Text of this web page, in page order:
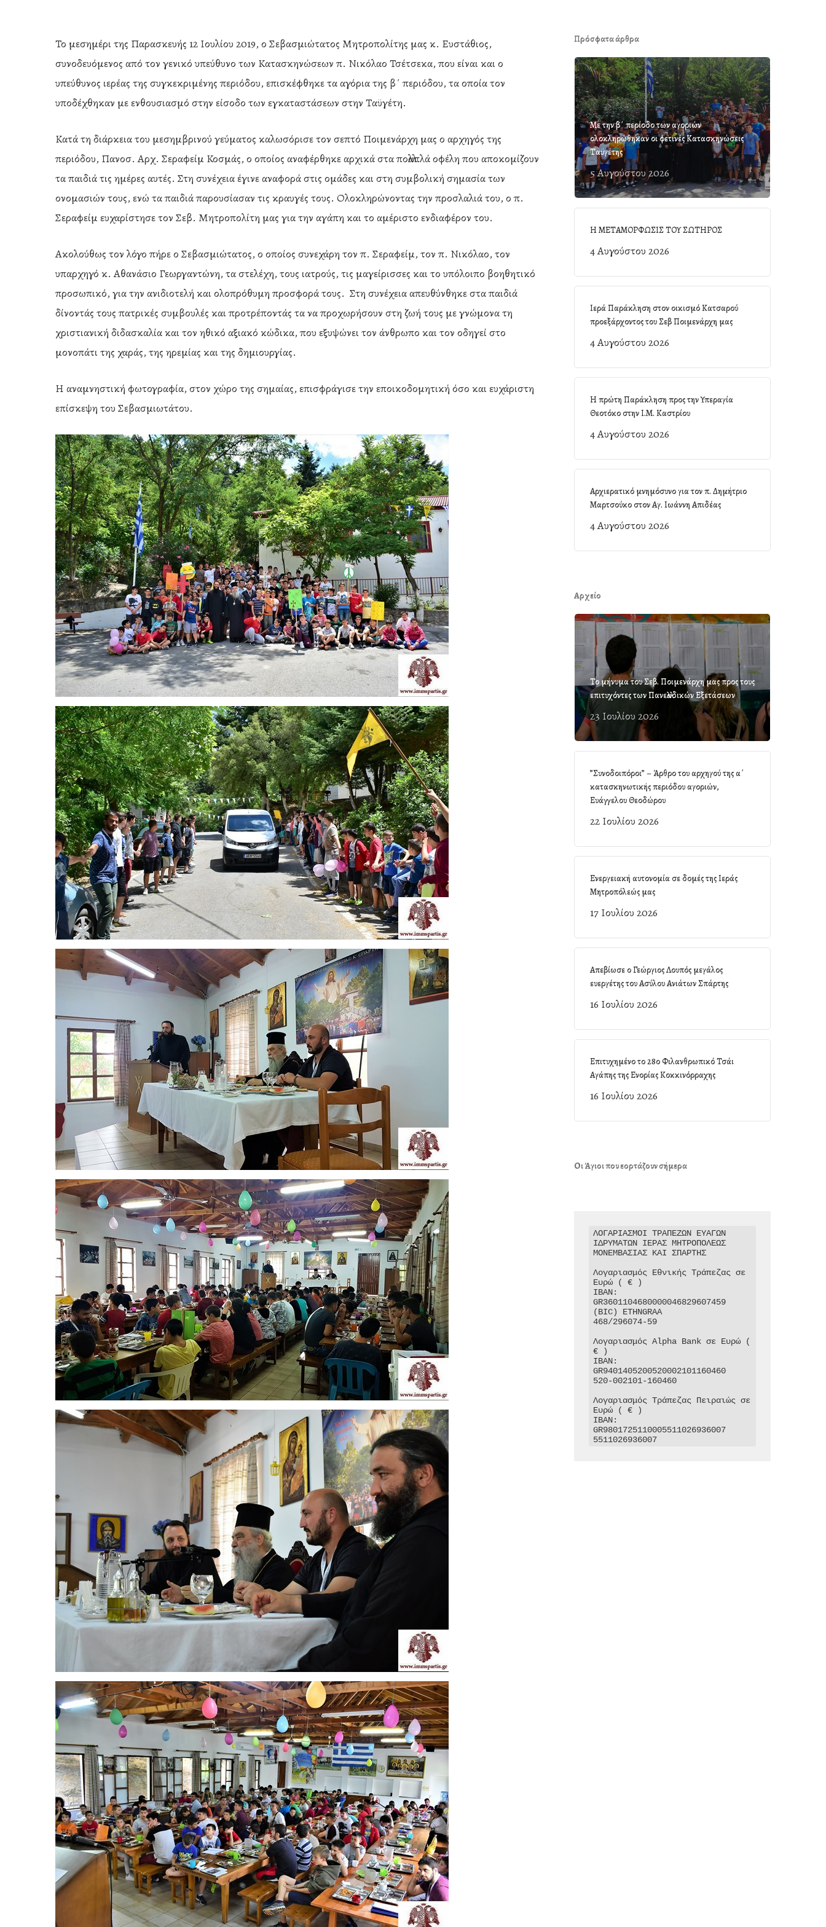
Το μεσημέρι της Παρασκευής 12 Ιουλίου 2019, ο Σεβασμιώτατος Μητροπολίτης μας κ. Ευστάθιος,
συνοδευόμενος από τον γενικό υπεύθυνο των Κατασκηνώσεων π. Νικόλαο Τσέτσεκα, που είναι και ο
υπεύθυνος ιερέας της συγκεκριμένης περιόδου, επισκέφθηκε τα αγόρια της β΄ περιόδου, τα οποία τον
υποδέχθηκαν με ενθουσιασμό στην είσοδο των εγκαταστάσεων στην Ταϋγέτη.
Κατά τη διάρκεια του μεσημβρινού γεύματος καλωσόρισε τον σεπτό Ποιμενάρχη μας ο αρχηγός της
περιόδου, Πανοσ. Αρχ. Σεραφείμ Κοσμάς, ο οποίος αναφέρθηκε αρχικά στα πολλαπλά οφέλη που αποκομίζουν
τα παιδιά τις ημέρες αυτές. Στη συνέχεια έγινε αναφορά στις ομάδες και στη συμβολική σημασία των
ονομασιών τους, ενώ τα παιδιά παρουσίασαν τις κραυγές τους. Ολοκληρώνοντας την προσλαλιά του, ο π.
Σεραφείμ ευχαρίστησε τον Σεβ. Μητροπολίτη μας για την αγάπη και το αμέριστο ενδιαφέρον του.
Ακολούθως τον λόγο πήρε ο Σεβασμιώτατος, ο οποίος συνεχάρη τον π. Σεραφείμ, τον π. Νικόλαο, τον
υπαρχηγό κ. Αθανάσιο Γεωργαντώνη, τα στελέχη, τους ιατρούς, τις μαγείρισσες και το υπόλοιπο βοηθητικό
προσωπικό, για την ανιδιοτελή και ολοπρόθυμη προσφορά τους. Στη συνέχεια απευθύνθηκε στα παιδιά
δίνοντάς τους πατρικές συμβουλές και προτρέποντάς τα να προχωρήσουν στη ζωή τους με γνώμονα τη
χριστιανική διδασκαλία και τον ηθικό αξιακό κώδικα, που εξυψώνει τον άνθρωπο και τον οδηγεί στο
μονοπάτι της χαράς, της ηρεμίας και της δημιουργίας.
Η αναμνηστική φωτογραφία, στον χώρο της σημαίας, επισφράγισε την εποικοδομητική όσο και ευχάριστη
επίσκεψη του Σεβασμιωτάτου.
Πρόσφατα άρθρα
Με την β΄ περίοδο των αγοριών
ολοκληρώθηκαν οι φετινές Κατασκηνώσεις
Ταϋγέτης
5 Αυγούστου 2026
Η ΜΕΤΑΜΟΡΦΩΣΙΣ ΤΟΥ ΣΩΤΗΡΟΣ
4 Αυγούστου 2026
Ιερά Παράκληση στον οικισμό Κατσαρού
προεξάρχοντος του Σεβ Ποιμενάρχη μας
4 Αυγούστου 2026
Η πρώτη Παράκληση προς την Υπεραγία
Θεοτόκο στην Ι.Μ. Καστρίου
4 Αυγούστου 2026
Αρχιερατικό μνημόσυνο για τον π. Δημήτριο
Μαρτσούκο στον Αγ. Ιωάννη Απιδέας
4 Αυγούστου 2026
Αρχείο
Το μήνυμα του Σεβ. Ποιμενάρχη μας προς τους
επιτυχόντες των Πανελλαδικών Εξετάσεων
23 Ιουλίου 2026
”Συνοδοιπόροι” – Άρθρο του αρχηγού της α΄
κατασκηνωτικής περιόδου αγοριών,
Ευάγγελου Θεοδώρου
22 Ιουλίου 2026
Ενεργειακή αυτονομία σε δομές της Ιεράς
Μητροπόλεώς μας
17 Ιουλίου 2026
Απεβίωσε ο Γεώργιος Λουπός μεγάλος
ευεργέτης του Ασύλου Ανιάτων Σπάρτης
16 Ιουλίου 2026
Επιτυχημένο το 28ο Φιλανθρωπικό Τσάι
Αγάπης της Ενορίας Κοκκινόρραχης
16 Ιουλίου 2026
Οι Άγιοι που εορτάζουν σήμερα
ΛΟΓΑΡΙΑΣΜΟΙ ΤΡΑΠΕΖΩΝ ΕΥΑΓΩΝ
ΙΔΡΥΜΑΤΩΝ ΙΕΡΑΣ ΜΗΤΡΟΠΟΛΕΩΣ
ΜΟΝΕΜΒΑΣΙΑΣ ΚΑΙ ΣΠΑΡΤΗΣ
Λογαριασμός Εθνικής Τράπεζας σε
Ευρώ ( € )
IBAN:
GR3601104680000046829607459
(BIC) ETHNGRAA
468/296074-59
Λογαριασμός Alpha Bank σε Ευρώ (
€ )
IBAN:
GR9401405200520002101160460
520-002101-160460
Λογαριασμός Τράπεζας Πειραιώς σε
Ευρώ ( € )
IBAN:
GR9801725110005511026936007
5511026936007